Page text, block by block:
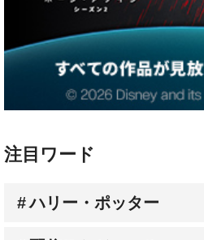
注目ワード
ハリー・ポッター
配信スケジュール